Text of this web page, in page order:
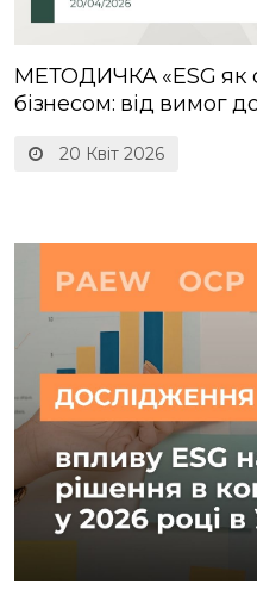
20 Квіт 2026
МЕТОДИЧКА «ESG як
бізнесом: від вимог